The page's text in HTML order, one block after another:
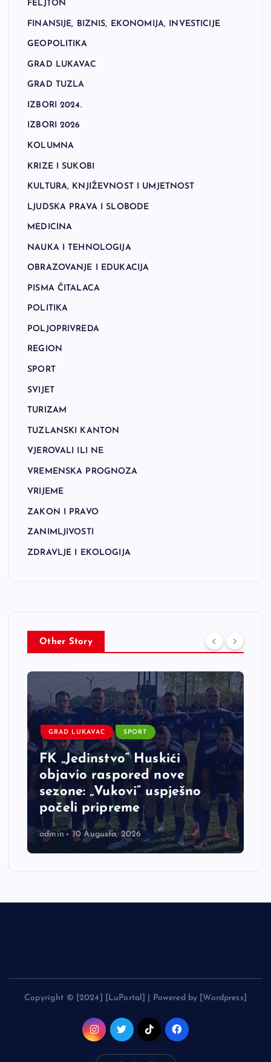
FELJTON
FINANSIJE, BIZNIS, EKONOMIJA, INVESTICIJE
GEOPOLITIKA
GRAD LUKAVAC
GRAD TUZLA
IZBORI 2024.
IZBORI 2026
KOLUMNA
KRIZE I SUKOBI
KULTURA, KNJIŽEVNOST I UMJETNOST
LJUDSKA PRAVA I SLOBODE
MEDICINA
NAUKA I TEHNOLOGIJA
OBRAZOVANJE I EDUKACIJA
PISMA ČITALACA
POLITIKA
POLJOPRIVREDA
REGION
SPORT
SVIJET
TURIZAM
TUZLANSKI KANTON
VJEROVALI ILI NE
VREMENSKA PROGNOZA
VRIJEME
ZAKON I PRAVO
ZANIMLJIVOSTI
ZDRAVLJE I EKOLOGIJA
Other Story
GRAD LUKAVAC SPORT
FK „Jedinstvo“ Huskići
objavio raspored nove
sezone: „Vukovi“ uspješno
počeli pripreme
admin 10 Augusta, 2026
Copyright © [2024] [LuPortal] | Powered by [Wordpress]